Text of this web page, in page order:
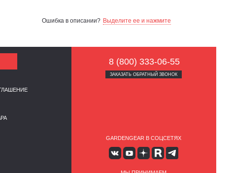
Ошибка в описании? Выделите ее и нажмите
8 (800) 333-06-55
ЗАКАЗАТЬ ОБРАТНЫЙ ЗВОНОК
GARDENGEAR В СОЦСЕТЯХ